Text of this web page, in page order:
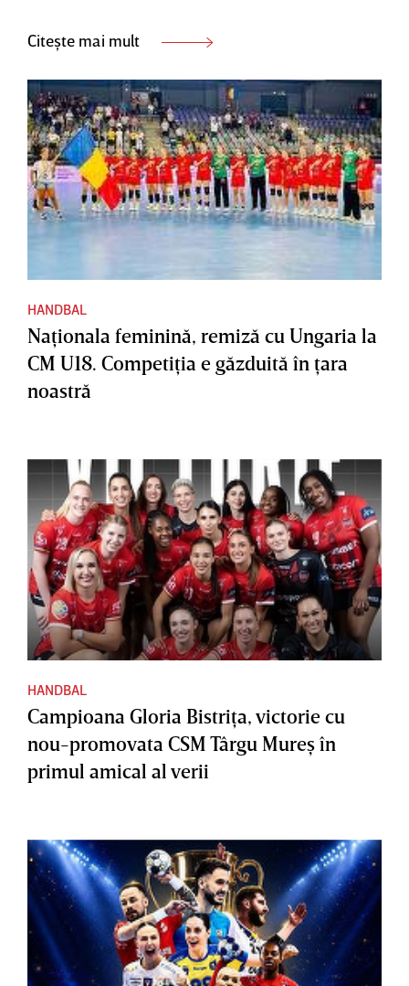
Citește mai mult
HANDBAL
Naţionala feminină, remiză cu Ungaria la
CM U18. Competiţia e găzduită în ţara
noastră
HANDBAL
Campioana Gloria Bistriţa, victorie cu
nou-promovata CSM Târgu Mureş în
primul amical al verii